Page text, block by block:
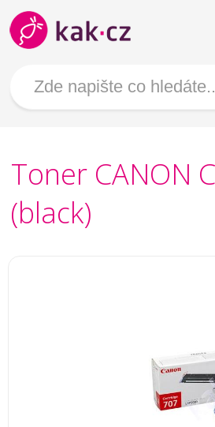
Toner CANON
(black)